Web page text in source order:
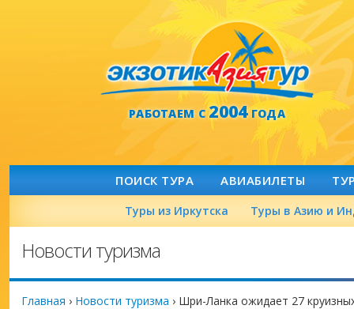
РАБОТАЕМ С2004ГОДА
ПОИСК ТУРА АВИАБИЛЕТЫ
Туры из Иркутска Туры в Азию и
Новости туризма
Главная › Новости туризма › Шри-Ланка ожидает 27